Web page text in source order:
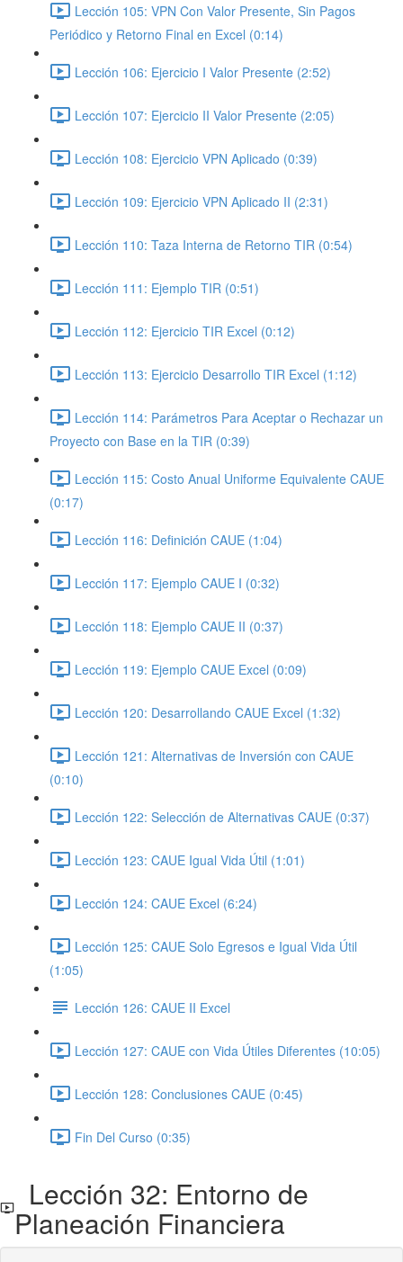
Lección 105: VPN Con Valor Presente, Sin Pagos
Periódico y Retorno Final en Excel (0:14)
Lección 106: Ejercicio I Valor Presente (2:52)
Lección 107: Ejercicio II Valor Presente (2:05)
Lección 108: Ejercicio VPN Aplicado (0:39)
Lección 109: Ejercicio VPN Aplicado II (2:31)
Lección 110: Taza Interna de Retorno TIR (0:54)
Lección 111: Ejemplo TIR (0:51)
Lección 112: Ejercicio TIR Excel (0:12)
Lección 113: Ejercicio Desarrollo TIR Excel (1:12)
Lección 114: Parámetros Para Aceptar o Rechazar un
Proyecto con Base en la TIR (0:39)
Lección 115: Costo Anual Uniforme Equivalente CAUE
(0:17)
Lección 116: Definición CAUE (1:04)
Lección 117: Ejemplo CAUE I (0:32)
Lección 118: Ejemplo CAUE II (0:37)
Lección 119: Ejemplo CAUE Excel (0:09)
Lección 120: Desarrollando CAUE Excel (1:32)
Lección 121: Alternativas de Inversión con CAUE
(0:10)
Lección 122: Selección de Alternativas CAUE (0:37)
Lección 123: CAUE Igual Vida Útil (1:01)
Lección 124: CAUE Excel (6:24)
Lección 125: CAUE Solo Egresos e Igual Vida Útil
(1:05)
Lección 126: CAUE II Excel
Lección 127: CAUE con Vida Útiles Diferentes (10:05)
Lección 128: Conclusiones CAUE (0:45)
Fin Del Curso (0:35)
Lección 32: Entorno de
Planeación Financiera